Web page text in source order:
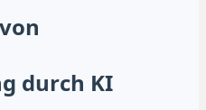
durch KI